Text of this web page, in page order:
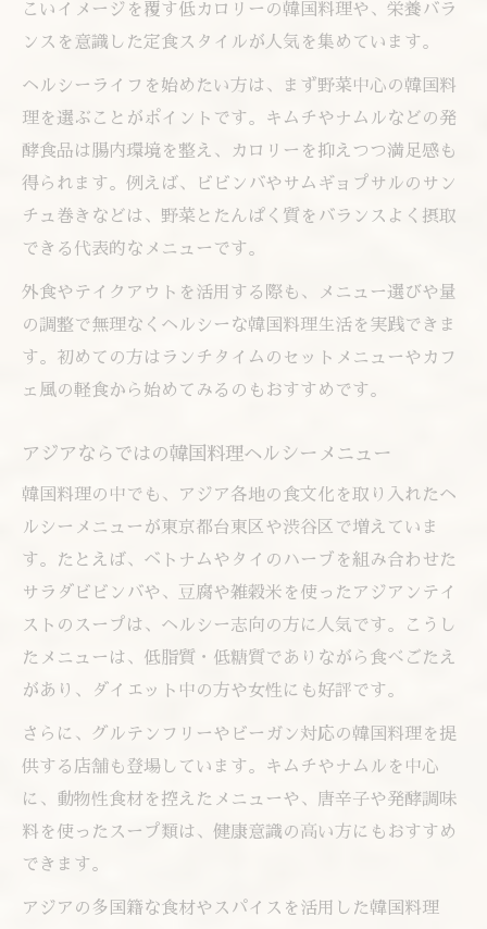
こいイメージを覆す低カロリーの韓国料理や、栄養バラ
ンスを意識した定食スタイルが人気を集めています。
ヘルシーライフを始めたい方は、まず野菜中心の韓国料
理を選ぶことがポイントです。キムチやナムルなどの発
酵食品は腸内環境を整え、カロリーを抑えつつ満足感も
得られます。例えば、ビビンバやサムギョプサルのサン
チュ巻きなどは、野菜とたんぱく質をバランスよく摂取
できる代表的なメニューです。
外食やテイクアウトを活用する際も、メニュー選びや量
の調整で無理なくヘルシーな韓国料理生活を実践できま
す。初めての方はランチタイムのセットメニューやカフ
ェ風の軽食から始めてみるのもおすすめです。
アジアならではの韓国料理ヘルシーメニュー
韓国料理の中でも、アジア各地の食文化を取り入れたヘ
ルシーメニューが東京都台東区や渋谷区で増えていま
す。たとえば、ベトナムやタイのハーブを組み合わせた
サラダビビンバや、豆腐や雑穀米を使ったアジアンテイ
ストのスープは、ヘルシー志向の方に人気です。こうし
たメニューは、低脂質・低糖質でありながら食べごたえ
があり、ダイエット中の方や女性にも好評です。
さらに、グルテンフリーやビーガン対応の韓国料理を提
供する店舗も登場しています。キムチやナムルを中心
に、動物性食材を控えたメニューや、唐辛子や発酵調味
料を使ったスープ類は、健康意識の高い方にもおすすめ
できます。
アジアの多国籍な食材やスパイスを活用した韓国料理